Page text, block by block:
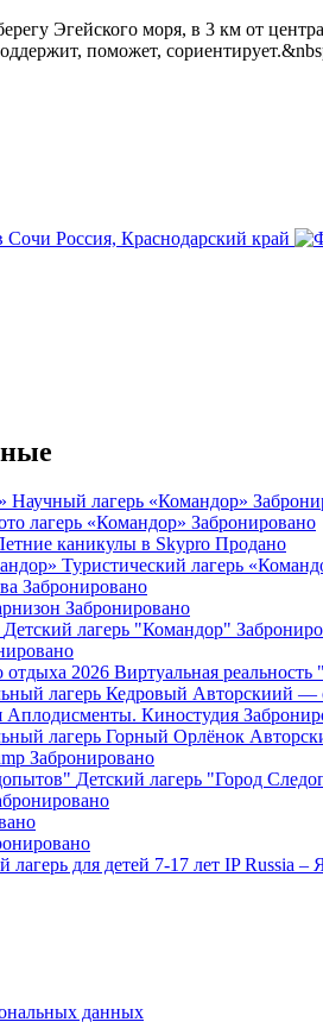
Эгейского моря, в 3 км от
поможет,
Сочи Россия, Краснодарский край
Научный лагерь «Командор»
лагерь «Командор» Забронировано
каникулы в Skypro Продано
Туристический лагерь
Забронировано
Забронировано
Детский лагерь "Командор"
Авторскиий —
Аплодисменты. Киностудия
Забронировано
Детский лагерь "Город
IP Russia –
данных